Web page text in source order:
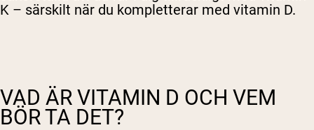
K – särskilt när du kompletterar med vitamin D.
VAD ÄR VITAMIN D OCH VEM
BÖR TA DET?